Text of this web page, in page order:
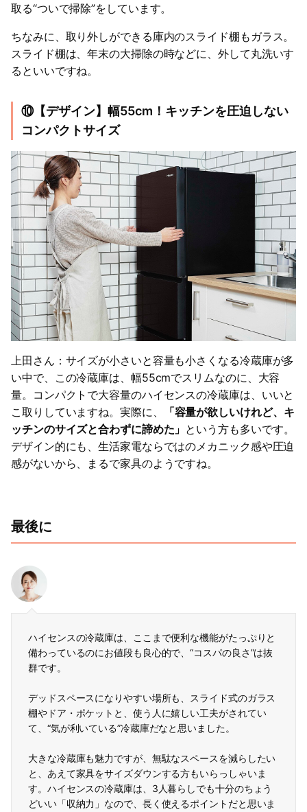
取る“ついで掃除”をしています。
ちなみに、取り外しができる庫内のスライド棚もガラス。
スライド棚は、年末の大掃除の時などに、外して丸洗いす
るといいですね。
⑩【デザイン】幅55cm！キッチンを圧迫しない
コンパクトサイズ
上田さん：サイズが小さいと容量も小さくなる冷蔵庫が多
い中で、この冷蔵庫は、幅55cmでスリムなのに、大容
量。コンパクトで大容量のハイセンスの冷蔵庫は、いいと
こ取りしていますね。実際に、
「容量が欲しいけれど、キ
ッチンのサイズと合わずに諦めた」 という方も多いです。
デザイン的にも、生活家電ならではのメカニック感や圧迫
感がないから、まるで家具のようですね。
最後に
ハイセンスの冷蔵庫は、ここまで便利な機能がたっぷりと
備わっているのにお値段も良心的で、“コスパの良さ”は抜
群です。
デッドスペースになりやすい場所も、スライド式のガラス
棚やドア・ポケットと、使う人に嬉しい工夫がされてい
て、“気が利いている”冷蔵庫だなと思いました。
大きな冷蔵庫も魅力ですが、無駄なスペースを減らしたい
と、あえて家具をサイズダウンする方もいらっしゃいま
す。ハイセンスの冷蔵庫は、3人暮らしでも十分のちょう
どいい「収納力」なので、長く使えるポイントだと思いま